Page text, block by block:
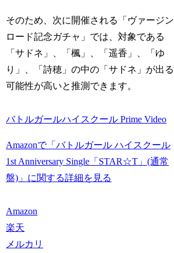
そのため、次に開催される「ヴァージン
ロード記念ガチャ」では、対象である
「サドネ」、「楓」、「遥香」、「ゆ
り」、「詩穂」の中の「サドネ」が出る
可能性が高いと推測できます。
バトルガールハイスクール Prime Video
Amazonで「バトルガール ハイスクール
1st Anniversary Single「STAR☆T」(通常
盤)」に関する詳細を見る
Amazon
楽天
メルカリ